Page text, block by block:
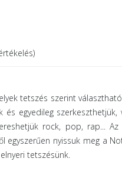
tetszés szerint
egyedileg szerkeszthetjük,
rock, pop, rap...
egyszerűen nyissuk meg a
tetszésünk.